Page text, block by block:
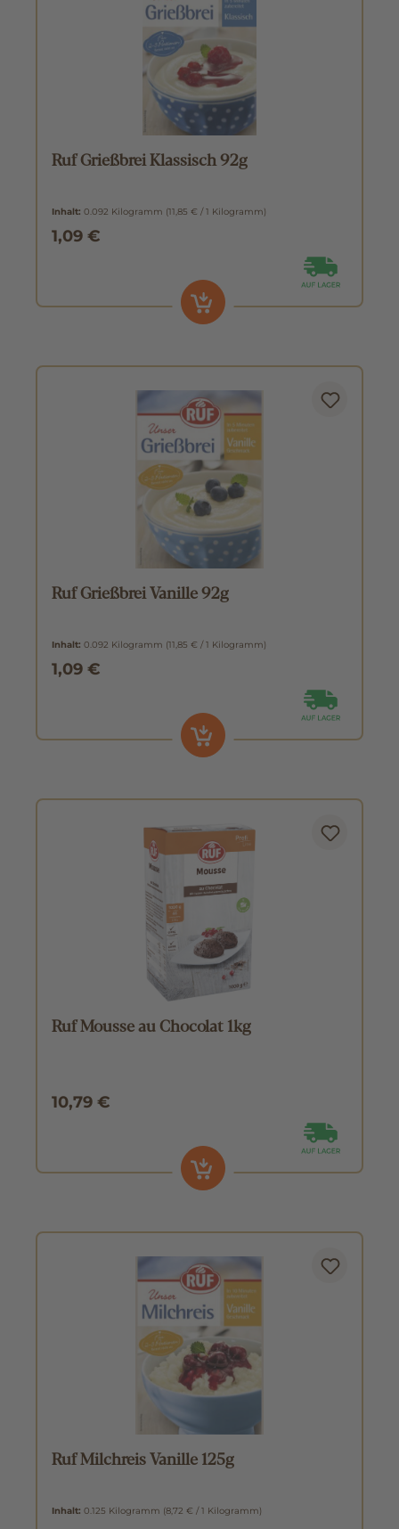
Ruf Grießbrei Klassisch 92g
Inhalt: 0.092 Kilogramm (11,85 € / 1 Kilogramm)
1,09 €
Ruf Grießbrei Vanille 92g
Inhalt: 0.092 Kilogramm (11,85 € / 1 Kilogramm)
1,09 €
Ruf Mousse au Chocolat 1kg
10,79 €
Ruf Milchreis Vanille 125g
Inhalt: 0.125 Kilogramm (8,72 € / 1 Kilogramm)